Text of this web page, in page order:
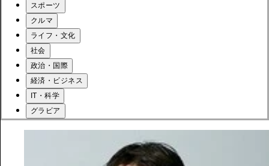
スポーツ
クルマ
ライフ・文化
社会
政治・国際
経済・ビジネス
IT・科学
グラビア